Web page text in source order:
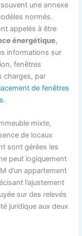
une annexe
normés.
appelés à être
énergétique,
informations sur
fenêtres
charges, par
de fenêtres
.
mixte,
de locaux
sont gérées les
peut logiquement
d’un appartement
l’ajustement
sur des relevés
juridique aux deux